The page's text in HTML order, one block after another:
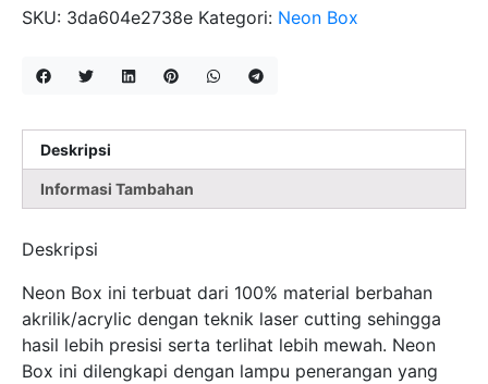
SKU: 3da604e2738e Kategori: Neon Box
Deskripsi
Informasi Tambahan
Deskripsi
Neon Box ini terbuat dari 100% material berbahan
akrilik/acrylic dengan teknik laser cutting sehingga
hasil lebih presisi serta terlihat lebih mewah. Neon
Box ini dilengkapi dengan lampu penerangan yang